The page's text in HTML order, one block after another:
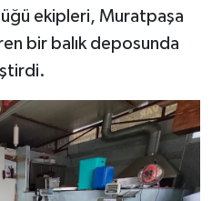
ekipleri, Muratpaşa
bir balık deposunda